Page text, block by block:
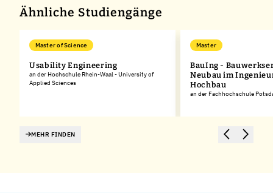
Ähnliche Studiengänge
Master of Science
Usability Engineering
an der Hochschule Rhein-Waal - University of
Applied Sciences
Master
BauIng -
Neubau im
Hochbau
an der Fachhochschule
MEHR FINDEN